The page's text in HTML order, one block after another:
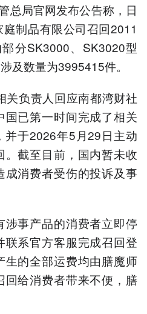
总局官网发布公告称，日
制品有限公司召回2011
分SK3000、SK3020型
及数量为3995415件。
关负责人回应南都湾财社
已第一时间完成了相关
并于2026年5月29日主动
。截至目前，国内暂未收
消费者受伤的投诉及事
事产品的消费者立即停
联系官方客服完成召回登
的全部运费均由膳魔师
回给消费者带来不便，膳